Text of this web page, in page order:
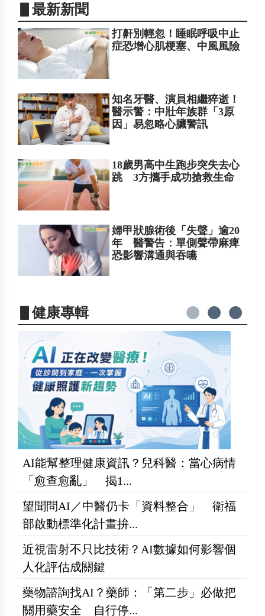
▋最新新聞
打鼾別輕忽！睡眠呼吸中止
症恐增心肌梗塞、中風風險
知名牙醫、演員相繼猝逝！
醫示警：中壯年族群「3原
因」易忽略心臟警訊
18歲男高中生跑步突失去心
跳 3方攜手成功搶救生命
婦甲狀腺術後「失聲」逾20
年 醫警告：單側聲帶麻痺
恐影響溝通與吞嚥
▋健康專輯
AI能幫整理健康資訊？兒科醫：當心病情
「愈查愈亂」 揭1...
望聞問AI／中醫仍卡「資料整合」 衛福
部啟動標準化計畫拚...
近視雷射不只比技術？AI數據如何影響個
人化評估成關鍵
藥物諮詢找AI？藥師：「第二步」必做把
關用藥安全 自行停...